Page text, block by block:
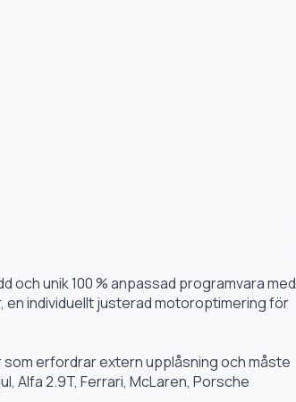
och unik 100 % anpassad programvara med
en individuellt justerad motoroptimering för
som erfordrar extern upplåsning och måste
Alfa 2.9T, Ferrari, McLaren, Porsche